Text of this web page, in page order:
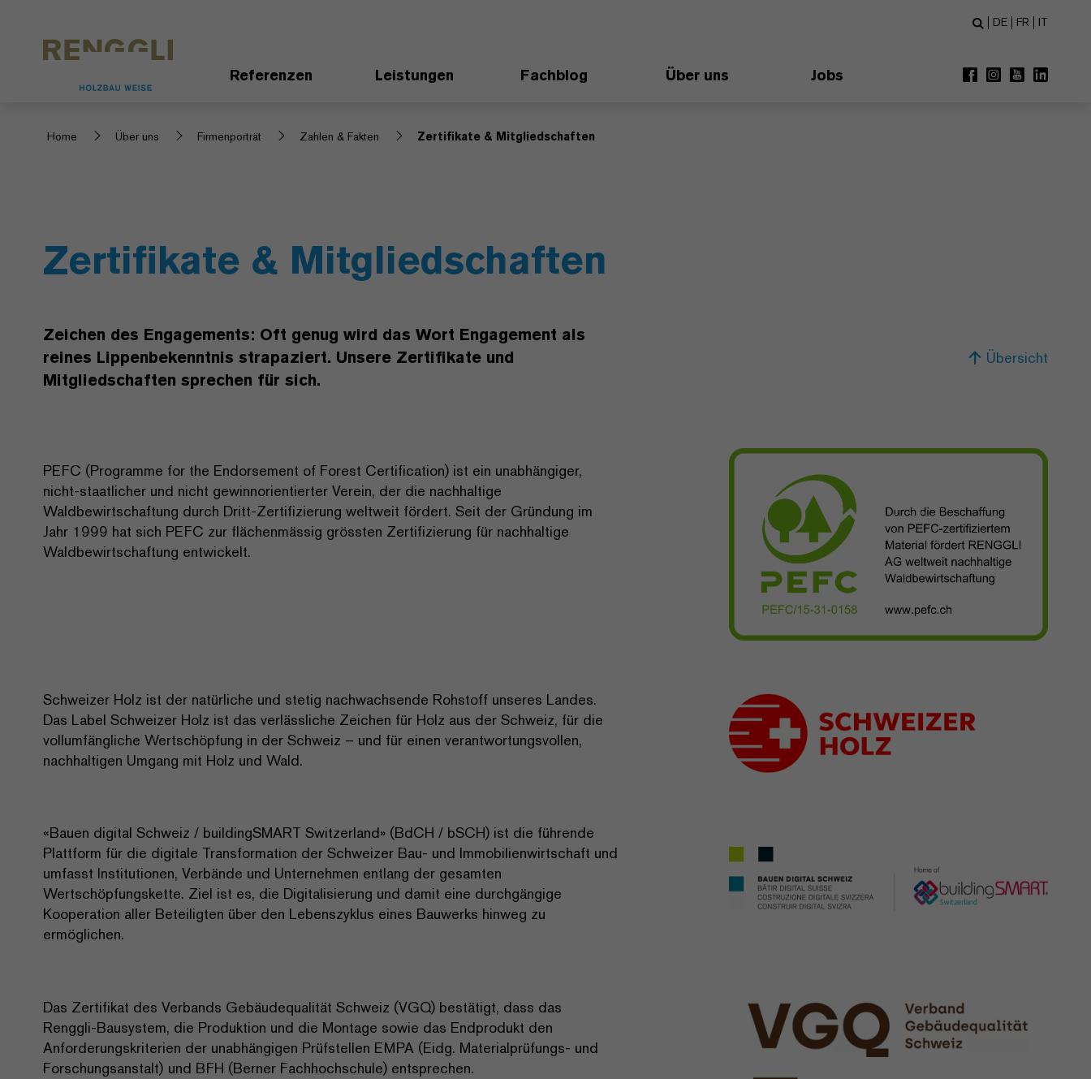
Referenzen Leistungen Fachblog Über uns Jobs
DE FR IT
Home Über uns Firmenporträt Zahlen & Fakten Zertifikate & Mitgliedschaften
Zertifikate & Mitgliedschaften
Zeichen des Engagements: Oft genug wird das Wort Engagement als
reines Lippen­bekenntnis strapaziert. Unsere Zertifikate und
Mitgliedschaften sprechen für sich.
Übersicht
PEFC (Programme for the Endorsement of Forest Certification) ist ein unabhängiger,
nicht-staatlicher und nicht gewinnorientierter Verein, der die nachhaltige
Waldbewirtschaftung durch Dritt-Zertifizierung weltweit fördert. Seit der Gründung im
Jahr 1999 hat sich PEFC zur flächenmässig grössten Zertifizierung für nachhaltige
Waldbewirtschaftung entwickelt.
Schweizer Holz ist der natürliche und stetig nachwachsende Rohstoff unseres Landes.
Das Label Schweizer Holz ist das verlässliche Zeichen für Holz aus der Schweiz, für die
vollumfängliche Wertschöpfung in der Schweiz – und für einen verantwortungsvollen,
nachhaltigen Umgang mit Holz und Wald.
«Bauen digital Schweiz / buildingSMART Switzerland» (BdCH / bSCH) ist die führende
Plattform für die digitale Transformation der Schweizer Bau- und Immobilienwirtschaft und
umfasst Institutionen, Verbände und Unternehmen entlang der gesamten
Wertschöpfungskette. Ziel ist es, die Digitalisierung und damit eine durchgängige
Kooperation aller Beteiligten über den Lebenszyklus eines Bauwerks hinweg zu
ermöglichen.
Das Zertifikat des Verbands Gebäudequalität Schweiz (VGQ) bestätigt, dass das
Renggli-Bausystem, die Produktion und die Montage sowie das Endprodukt den
Anforderungskriterien der unabhängigen Prüfstellen EMPA (Eidg. Materialprüfungs- und
Forschungsanstalt) und BFH (Berner Fachhochschule) entsprechen.